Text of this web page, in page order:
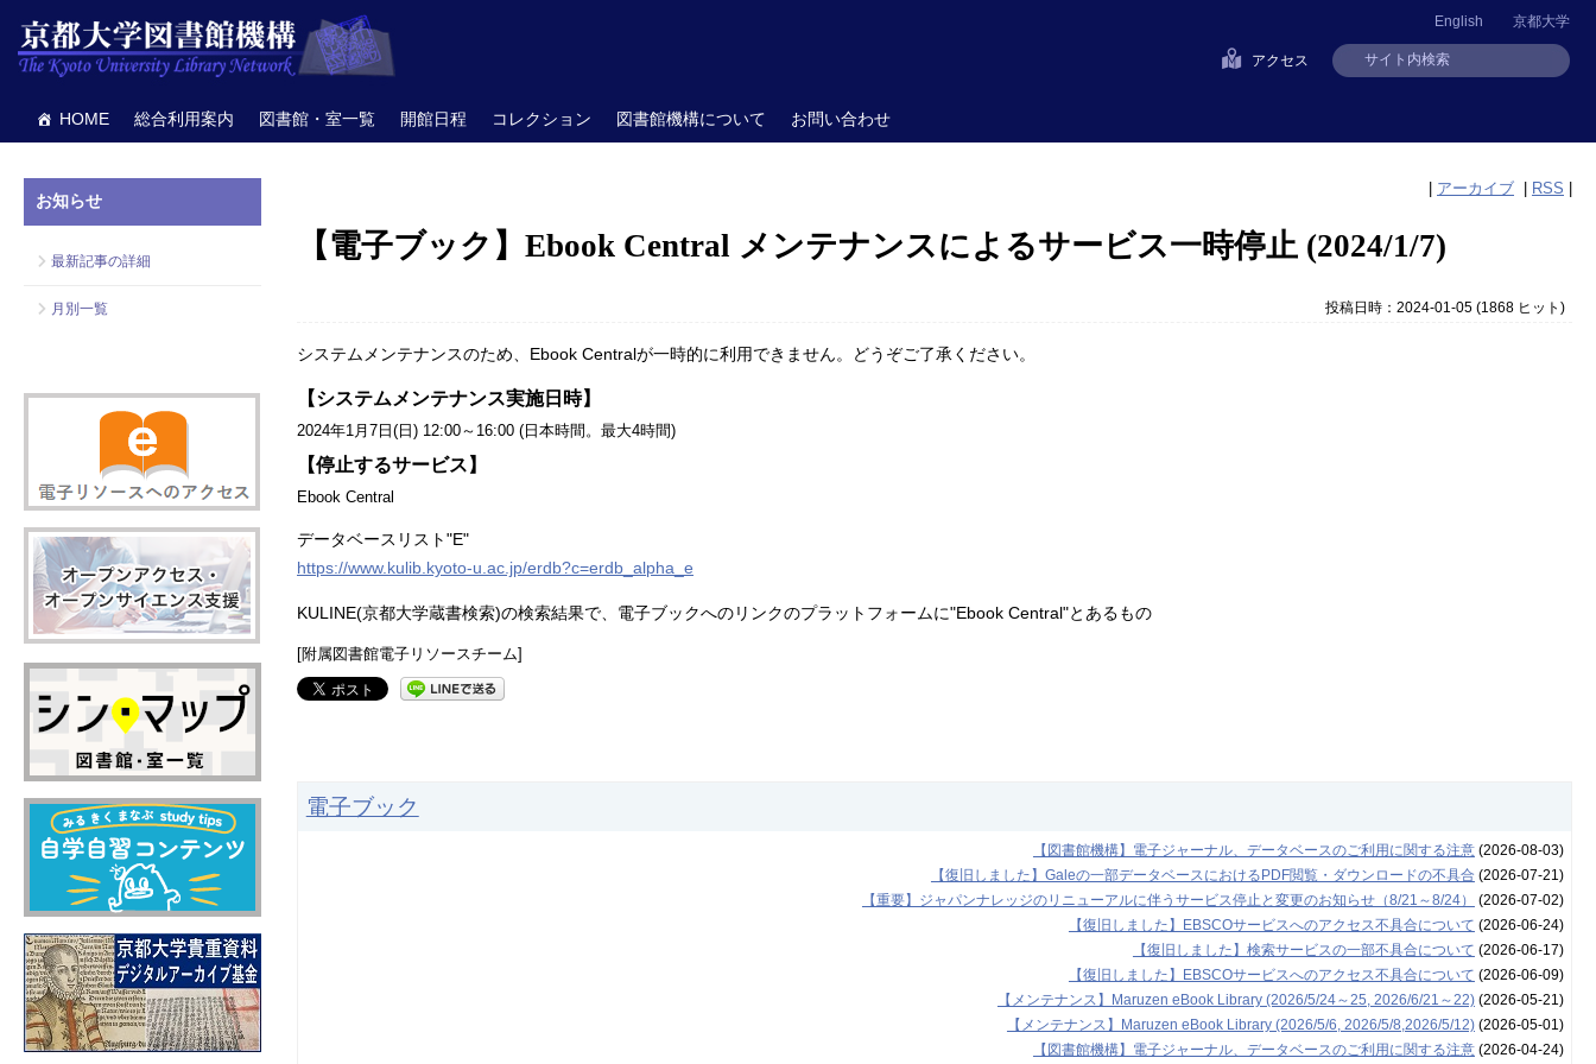
京都大学
English
アクセス
HOME 総合利用案内 図書館・室一覧 開館日程 コレクション 図書館機構について お問い合わせ
| アーカイブ | RSS |
【電子ブック】Ebook Central メンテナンスによるサービス一時停止 (2024/1/7)
投稿日時：2024-01-05(1868 ヒット )
システムメンテナンスのため、Ebook Centralが一時的に利用できません。どうぞご了承ください。
【システムメンテナンス実施日時】
2024年1月7日(日) 12:00～16:00 (日本時間。最大4時間)
【停止するサービス】
Ebook Central
データベースリスト"E"
https://www.kulib.kyoto-u.ac.jp/erdb?c=erdb_alpha_e
KULINE(京都大学蔵書検索)の検索結果で、電子ブックへのリンクのプラットフォームに"Ebook Central"とあるもの
[附属図書館電子リソースチーム]
電子ブック
【図書館機構】電子ジャーナル、データベースのご利用に関する注意(2026-08-03)
【復旧しました】Galeの一部データベースにおけるPDF閲覧・ダウンロードの不具合 (2026-07-21)
【重要】ジャパンナレッジのリニューアルに伴うサービス停止と変更のお知らせ（8/21～8/24）
(2026-07-02)
【復旧しました】EBSCOサービスへのアクセス不具合について (2026-06-24)
【復旧しました】検索サービスの一部不具合について (2026-06-17)
【復旧しました】EBSCOサービスへのアクセス不具合について (2026-06-09)
【メンテナンス】Maruzen eBook Library (2026/5/24～25, 2026/6/21～22)(2026-05-21)
【メンテナンス】Maruzen eBook Library (2026/5/6, 2026/5/8,2026/5/12)(2026-05-01)
【図書館機構】電子ジャーナル、データベースのご利用に関する注意(2026-04-24)
お知らせ
最新記事の詳細
月別一覧